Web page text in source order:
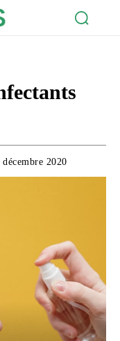
décembre 2020